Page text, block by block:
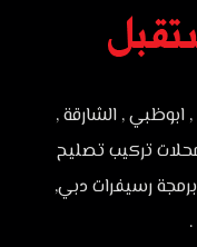
, الشارقة ,
اسعار خصم 30% محلات تركيب تصليح
رسيفرات دبي,
.